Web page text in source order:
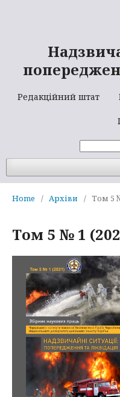
Редакційний штат
Home / Архіви / Том 5
Том 5 № 1